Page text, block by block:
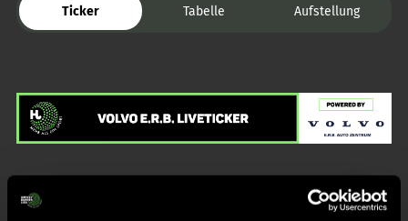
Ticker Tabelle Aufstellung
Liveticker